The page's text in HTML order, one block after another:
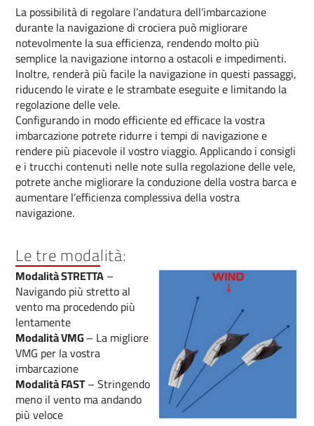
La possibilità di regolare l’andatura dell’imbarcazione
durante la navigazione di crociera può migliorare
notevolmente la sua efficienza, rendendo molto più
semplice la navigazione intorno a ostacoli e impedimenti.
Inoltre, renderà più facile la navigazione in questi passaggi,
riducendo le virate e le strambate eseguite e limitando la
regolazione delle vele.
Configurando in modo efficiente ed efficace la vostra
imbarcazione potrete ridurre i tempi di navigazione e
rendere più piacevole il vostro viaggio. Applicando i consigli
e i trucchi contenuti nelle note sulla regolazione delle vele,
potrete anche migliorare la conduzione della vostra barca e
aumentare l’efficienza complessiva della vostra
navigazione.
Le tre modalità:
Modalità STRETTA–
Navigando più stretto al
vento ma procedendo più
lentamente
Modalità VMG– La migliore
VMG per la vostra
imbarcazione
Modalità FAST– Stringendo
meno il vento ma andando
più veloce